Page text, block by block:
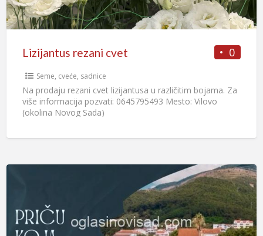
0
Lizijantus rezani cvet
Seme, cveće, sadnice
Na prodaju rezani cvet lizijantusa u različitim bojama. Za
više informacija pozvati: 0645795493 Mesto: Vilovo
(okolina Novog Sada)